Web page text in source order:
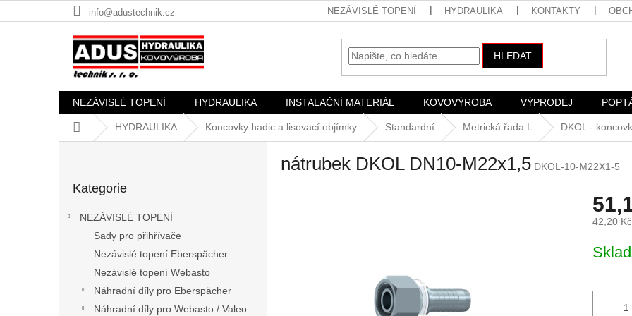
na
info@adustechnik.cz NEZÁVISLÉ TOPENÍ HYDRAULIKA KONTAKTY
HLEDAT
NEZÁVISLÉ TOPENÍ HYDRAULIKA INSTALAČNÍ MATERIÁL KOVOVÝROBA VÝPRODEJ
Domů HYDRAULIKA Koncovky hadic a lisovací objímky Standardní Metrická řada L DKOL -
kategorie
Kategorie
NEZÁVISLÉ TOPENÍ
Sady pro přihřívače
Nezávislé topení Eberspächer
Nezávislé topení Webasto
Náhradní díly pro Eberspächer
Náhradní díly pro Webasto / Valeo
nátrubek DKOL DN10-M22x1,5 DKOL-10-M22X1-5
42,20
cena: